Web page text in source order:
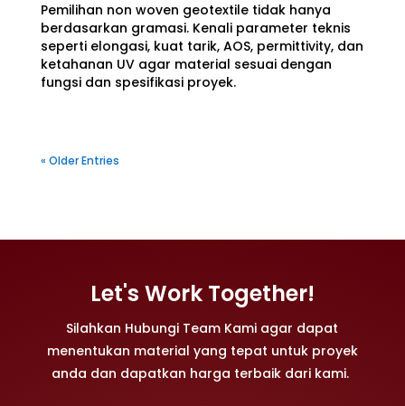
Pemilihan non woven geotextile tidak hanya
berdasarkan gramasi. Kenali parameter teknis
seperti elongasi, kuat tarik, AOS, permittivity, dan
ketahanan UV agar material sesuai dengan
fungsi dan spesifikasi proyek.
« Older Entries
Let's Work Together!
Silahkan Hubungi Team Kami agar dapat
menentukan material yang tepat untuk proyek
anda dan dapatkan harga terbaik dari kami.